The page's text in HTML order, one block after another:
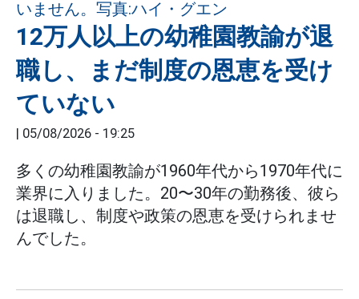
12万人以上の幼稚園教諭が退
職し、まだ制度の恩恵を受け
ていない
| 05/08/2026 - 19:25
多くの幼稚園教諭が1960年代から1970年代に
業界に入りました。20〜30年の勤務後、彼ら
は退職し、制度や政策の恩恵を受けられませ
んでした。